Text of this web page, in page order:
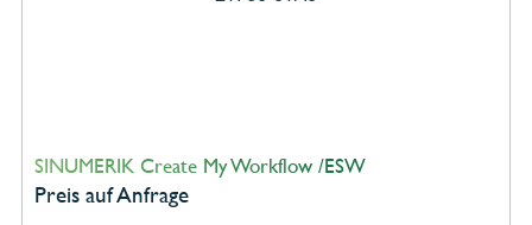
SINUMERIK Create My Workflow /ESW
Preis auf Anfrage